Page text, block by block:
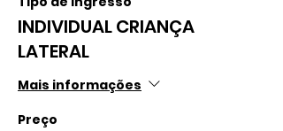
INDIVIDUAL CRIANÇA
LATERAL
Mais informações
Preço